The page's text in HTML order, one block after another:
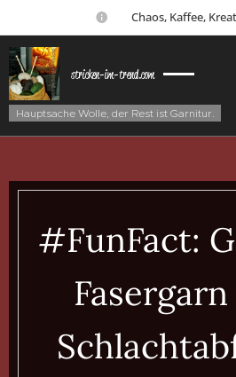
☕ Chaos, Kaffee,
stricken-im-trend.com
Hauptsache Wolle, der Rest ist Garnitur.
#FunFact: